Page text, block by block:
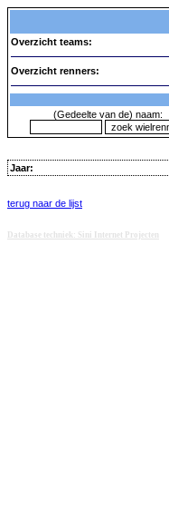
Overzicht teams:
Overzicht renners:
(Gedeelte van de) naam:
Jaar:
terug naar de lijst
Database techniek: Sini Internet Projecten